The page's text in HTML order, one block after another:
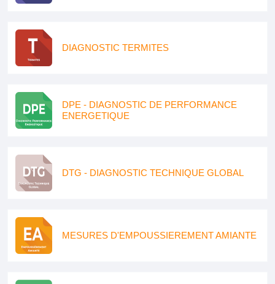
DIAGNOSTIC TERMITES
DPE - DIAGNOSTIC DE PERFORMANCE
ENERGETIQUE
DTG - DIAGNOSTIC TECHNIQUE GLOBAL
MESURES D'EMPOUSSIEREMENT AMIANTE